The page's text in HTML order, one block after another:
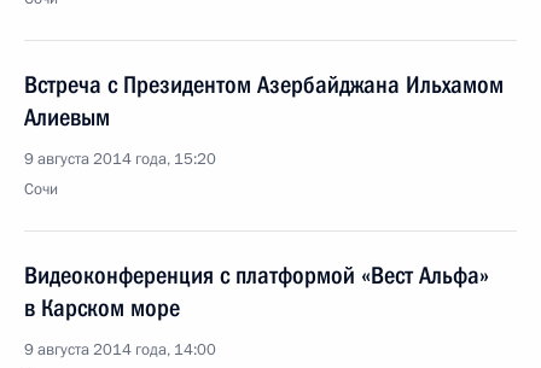
Встреча с Президентом Азербайджана Ильхамом
Алиевым
9 августа 2014 года, 15:20
Сочи
Видеоконференция с платформой «Вест Альфа»
в Карском море
9 августа 2014 года, 14:00